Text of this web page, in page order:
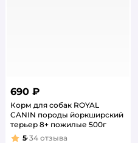
690 ₽
Корм для собак ROYAL
CANIN породы йоркширский
терьер 8+ пожилые 500г
5 34 отзыва